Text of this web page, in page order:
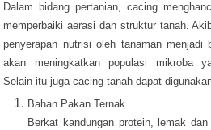
Dalam bidang pertanian, cacing
memperbaiki aerasi dan struktur tanah.
penyerapan nutrisi oleh tanaman menjadi
akan meningkatkan populasi mikroba
Selain itu juga cacing tanah dapat
Bahan Pakan Ternak
Berkat kandungan protein, lemak